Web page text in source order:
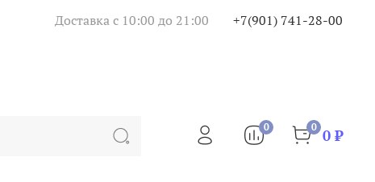
Доставка с 10:00 до 21:00 +7(901) 741-28-00
0 0 0 ₽